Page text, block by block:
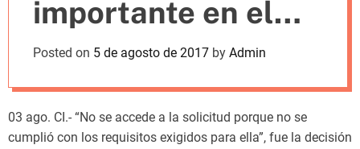
m
o
e
importante en el
caso de Milena
Quiroz
Posted on 5 de agosto de 2017 by Admin
03 ago. CI.- “No se accede a la solicitud porque no se
cumplió con los requisitos exigidos para ella”, fue la decisión